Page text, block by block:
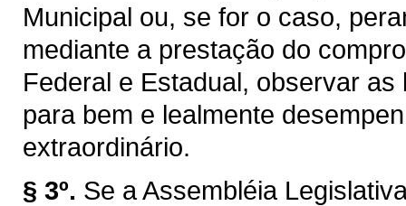
Municipal ou, se for o caso,
mediante a prestação do
Federal e Estadual, observar
para bem e lealmente
extraordinário.
§ 3º. Se a Assembléia